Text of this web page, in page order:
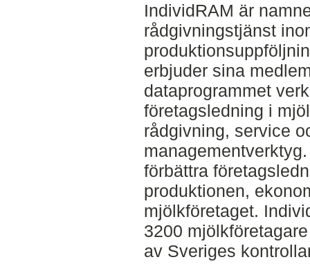
IndividRAM är
rådgivningstjänst
erbjuder sina
dataprogrammet
företagsledning i
rådgivning, service
förbättra
produktionen,
mjölkföretaget.
3200
av Sveriges